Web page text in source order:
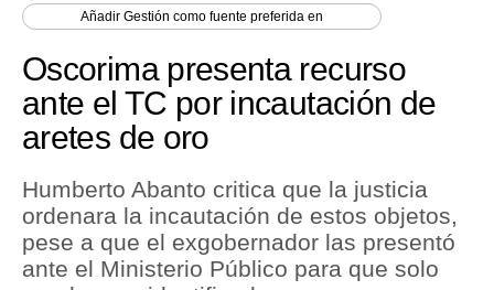
Economía
Mercados
Política
Tu Dinero
AñadirGestión como fuente preferida en
Oscorima presenta recurso
ante el TC por incautación de
aretes de oro
Humberto Abanto critica que la justicia
ordenara la incautación de estos objetos,
pese a que el exgobernador las presentó
ante el Ministerio Público para que solo